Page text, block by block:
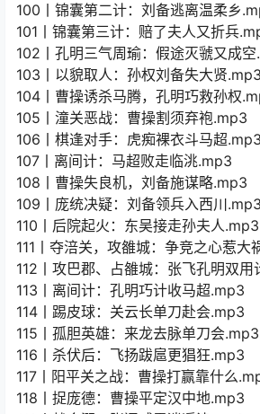
100丨锦囊第二计：刘备逃离温柔乡
101丨锦囊第三计：赔了夫人又折兵
102丨孔明三气周瑜：假途灭虢又成
103丨以貌取人：孙权刘备失大贤.mp3
104丨曹操诱杀马腾，孔明巧救孙权
105丨潼关恶战：曹操割须弃袍.mp3
106丨棋逢对手：虎痴裸衣斗马超.mp3
107丨离间计：马超败走临洮.mp3
108丨曹操失良机，刘备施谋略.mp3
109丨庞统决疑：刘备领兵入西川.mp3
110丨后院起火：东吴接走孙夫人.mp3
111丨夺涪关，攻雒城：争竞之心惹大
112丨攻巴郡、占雒城：张飞孔明双用
113丨离间计：孔明巧计收马超.mp3
114丨踢皮球：关云长单刀赴会.mp3
115丨孤胆英雄：来龙去脉单刀会.mp3
116丨杀伏后：飞扬跋扈更猖狂.mp3
117丨阳平关之战：曹操打赢靠什么
118丨捉庞德：曹操平定汉中地.mp3